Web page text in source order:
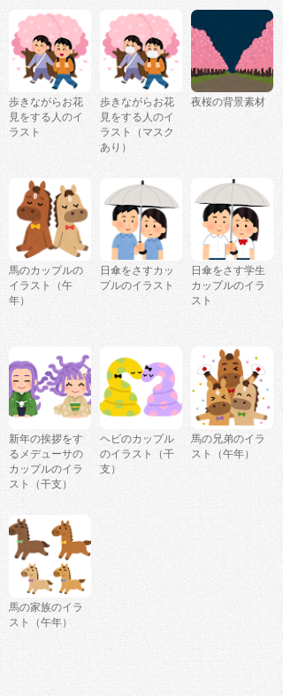
歩きながらお花
見をする人のイ
ラスト
歩きながらお花
見をする人のイ
ラスト（マスク
あり）
夜桜の背景素材
馬のカップルの
イラスト（午
年）
日傘をさすカッ
プルのイラスト
日傘をさす学生
カップルのイラ
スト
新年の挨拶をす
るメデューサの
カップルのイラ
スト（干支）
ヘビのカップル
のイラスト（干
支）
馬の兄弟のイラ
スト（午年）
馬の家族のイラ
スト（午年）